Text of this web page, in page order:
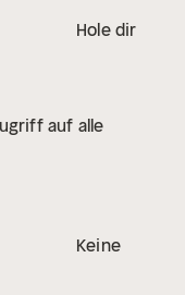
Hole dir
auf alle
Keine